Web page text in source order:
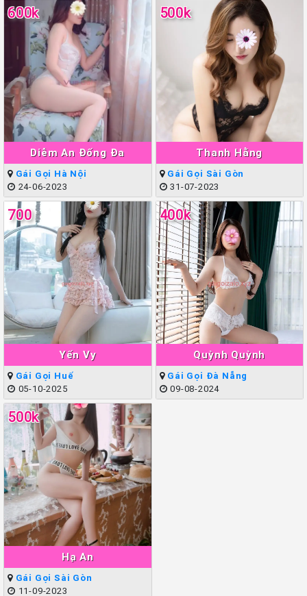
Diễm An Đống Đa
600k
Gái Gọi Hà Nội
24-06-2023
Thanh Hằng
500k
Gái Gọi Sài Gòn
31-07-2023
Yến Vy
700
Gái Gọi Huế
05-10-2025
Quỳnh Quỳnh
400k
Gái Gọi Đà Nẵng
09-08-2024
Hạ An
500k
Gái Gọi Sài Gòn
11-09-2023